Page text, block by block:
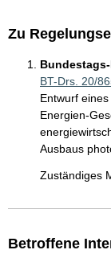
Zu
BT-Drs. 20/
Entwurf
Energien-
Ausbaus
Zuständiges
Betroffene